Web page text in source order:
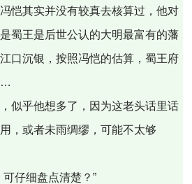
恺其实并没有较真去核算过，他对
蜀王是后世公认的大明最富有的藩
口沉银，按照冯恺的估算，蜀王府
似乎他想多了，因为这老头话里话
，或者未雨绸缪，可能不太够
仔细盘点清楚？”